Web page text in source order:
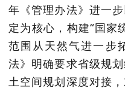
年《管理办法》进一
定为核心，构建“国家
范围从天然气进一步
法》明确要求省级规
土空间规划深度对接